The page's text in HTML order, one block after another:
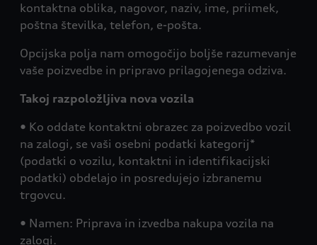
kontaktna oblika, nagovor, naziv, ime, priimek,
poštna številka, telefon, e-pošta.
Opcijska polja nam omogočijo boljše razumevanje
vaše poizvedbe in pripravo prilagojenega odziva.
Takoj razpoložljiva nova vozila
• Ko oddate kontaktni obrazec za poizvedbo vozil
na zalogi, se vaši osebni podatki kategorij*
(podatki o vozilu, kontaktni in identifikacijski
podatki) obdelajo in posredujejo izbranemu
trgovcu.
• Namen: Priprava in izvedba nakupa vozila na
zalogi.